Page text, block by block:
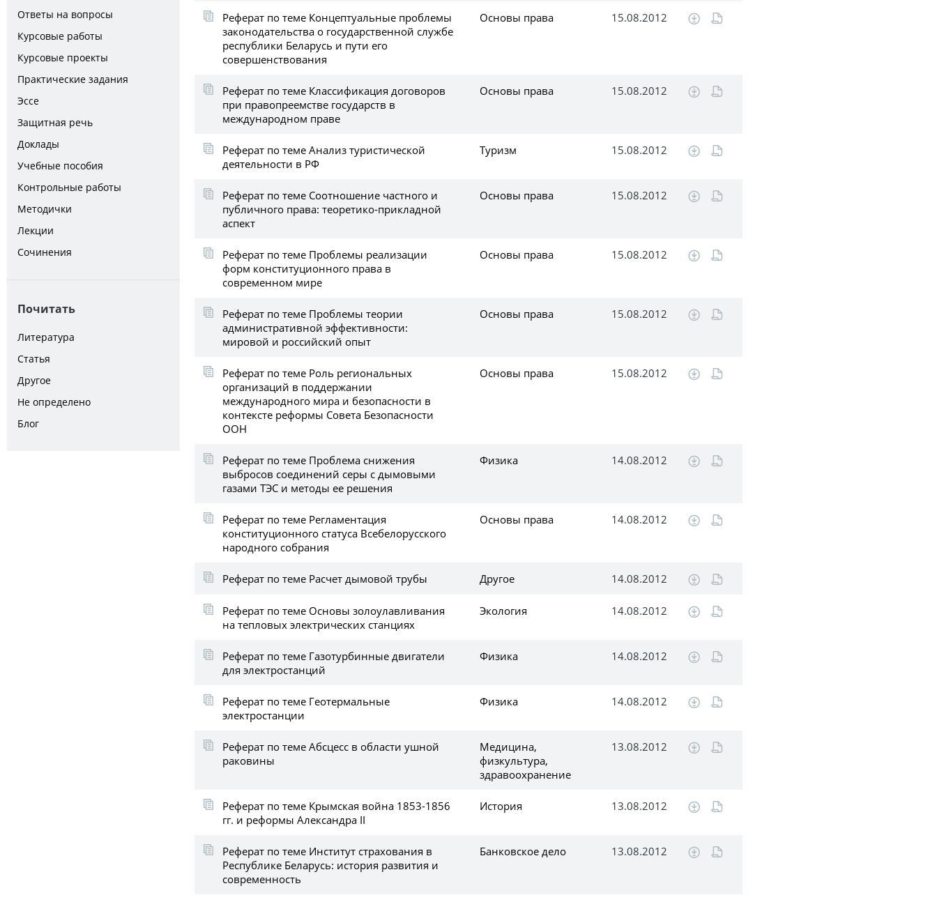
Ответы на вопросы
Курсовые работы
Курсовые проекты
Практические задания
Эссе
Защитная речь
Доклады
Учебные пособия
Контрольные работы
Методички
Лекции
Сочинения
Почитать
Литература
Статья
Другое
Не определено
Блог
Реферат по теме Концептуальные проблемы
законодательства о государственной службе
республики Беларусь и пути его
совершенствования
Основы права 15.08.2012
Реферат по теме Классификация договоров
при правопреемстве государств в
международном праве
Основы права 15.08.2012
Реферат по теме Анализ туристической
деятельности в РФ
Туризм 15.08.2012
Реферат по теме Соотношение частного и
публичного права: теоретико-прикладной
аспект
Основы права 15.08.2012
Реферат по теме Проблемы реализации
форм конституционного права в
современном мире
Основы права 15.08.2012
Реферат по теме Проблемы теории
административной эффективности:
мировой и российский опыт
Основы права 15.08.2012
Реферат по теме Роль региональных
организаций в поддержании
международного мира и безопасности в
контексте реформы Совета Безопасности
ООН
Основы права 15.08.2012
Реферат по теме Проблема снижения
выбросов соединений серы с дымовыми
газами ТЭС и методы ее решения
Физика 14.08.2012
Реферат по теме Регламентация
конституционного статуса Всебелорусского
народного собрания
Основы права 14.08.2012
Реферат по теме Расчет дымовой трубы Другое 14.08.2012
Реферат по теме Основы золоулавливания
на тепловых электрических станциях
Экология 14.08.2012
Реферат по теме Газотурбинные двигатели
для электростанций
Физика 14.08.2012
Реферат по теме Геотермальные
электростанции
Физика 14.08.2012
Реферат по теме Абсцесс в области ушной
раковины
Медицина,
физкультура,
здравоохранение
13.08.2012
Реферат по теме Крымская война 1853-1856
гг. и реформы Александра II
История 13.08.2012
Реферат по теме Институт страхования в
Республике Беларусь: история развития и
современность
Банковское дело 13.08.2012